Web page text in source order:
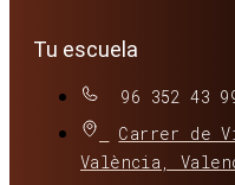
Tu escuela
96 352 43
Carrer de
València,